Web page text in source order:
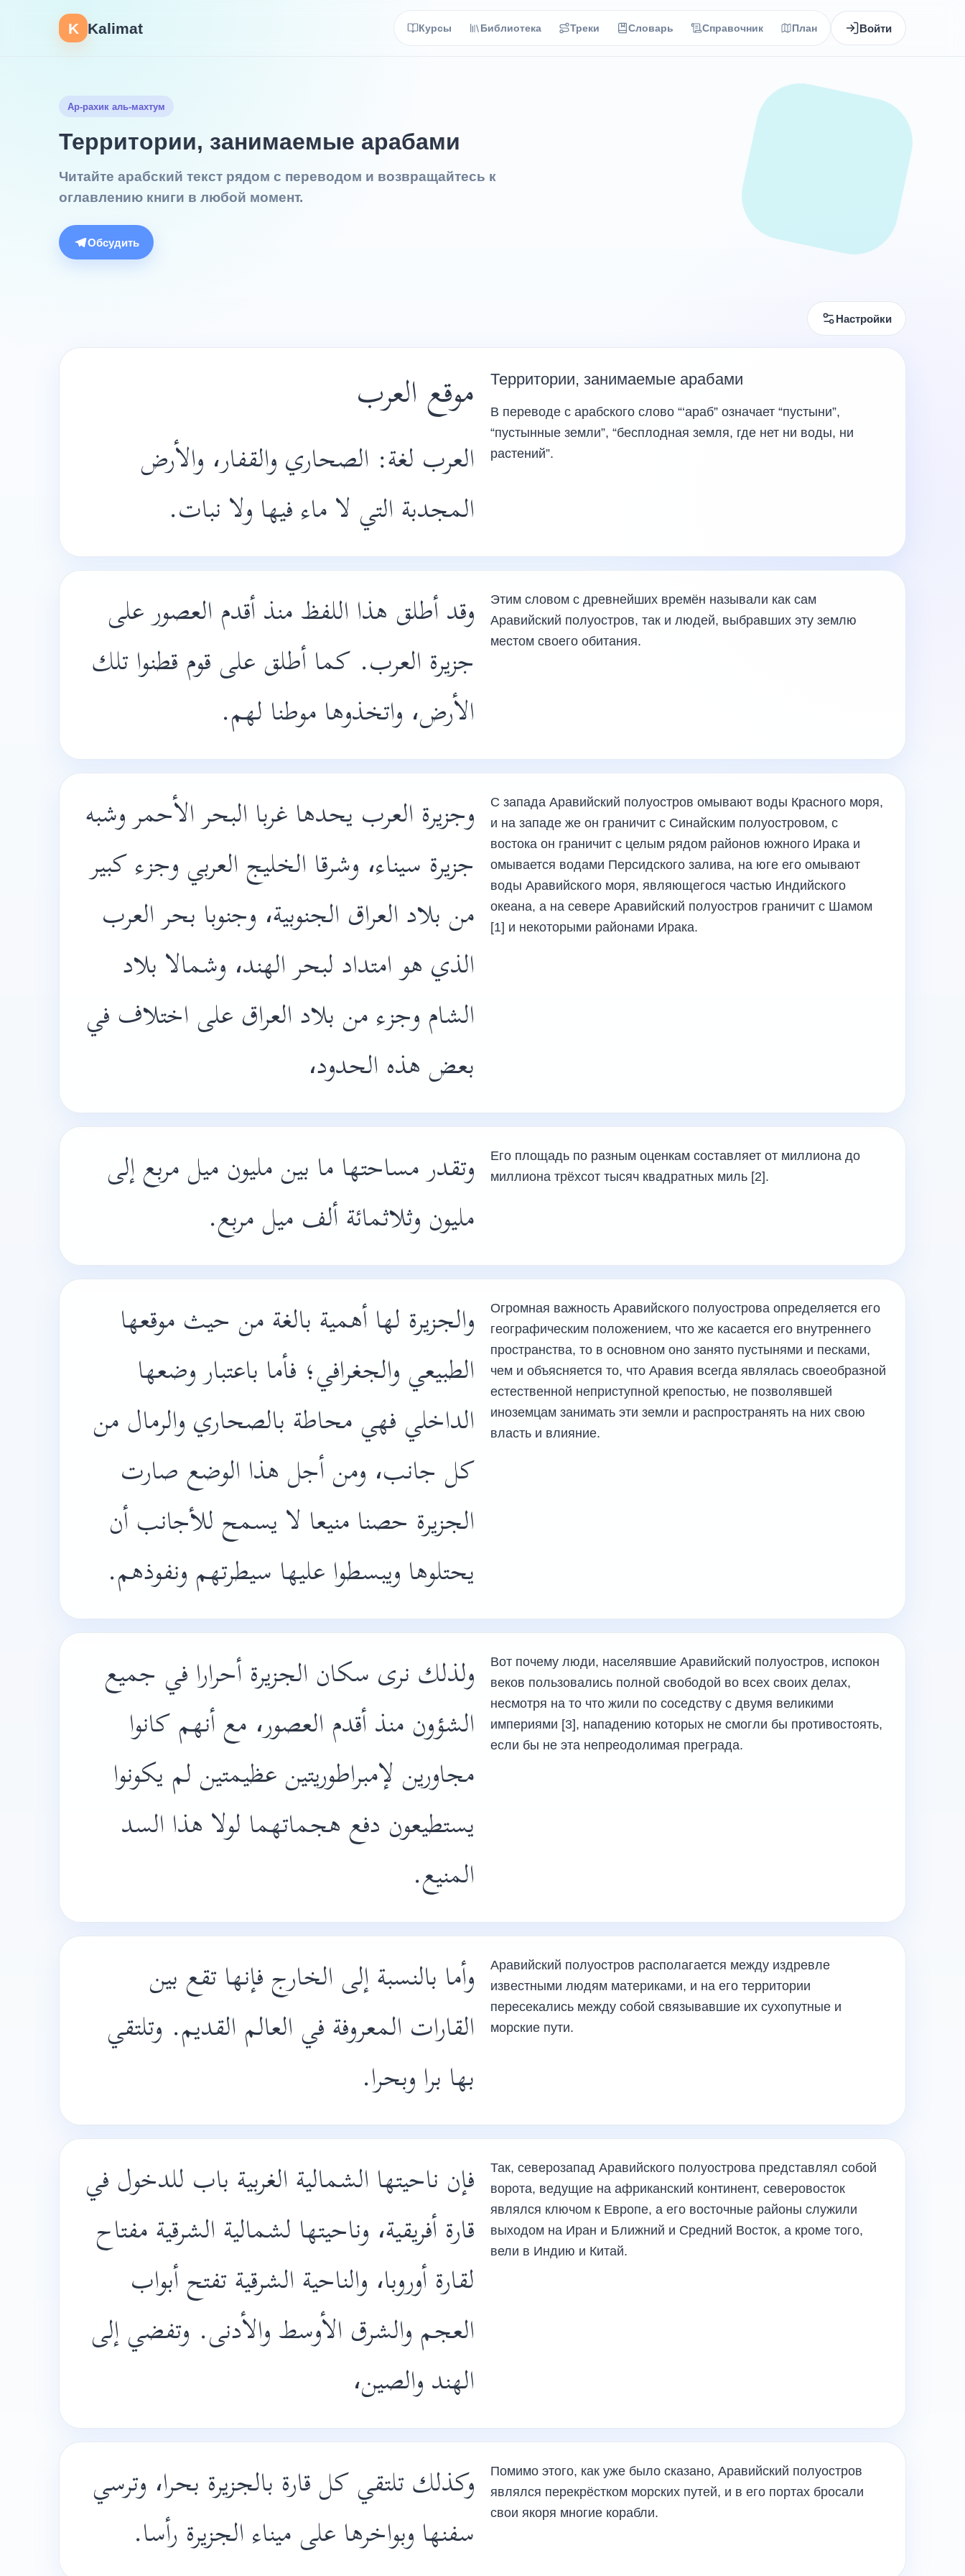
K Kalimat Курсы Библиотека Треки Словарь Справочник План Войти
Ар-рахик аль-махтум
Территории, занимаемые арабами
Читайте арабский текст рядом с переводом и возвращайтесь к
оглавлению книги в любой момент.
Обсудить
Настройки
موقع العرب
العرب لغة: الصحاري والقفار، والأرض
المجدبة التي لا ماء فيها ولا نبات.
Территории, занимаемые арабами
В переводе с арабского слово “‘араб” означает “пустыни”,
“пустынные земли”, “бесплодная земля, где нет ни воды, ни
растений”.
وقد أطلق هذا اللفظ منذ أقدم العصور على
جزيرة العرب. كما أطلق على قوم قطنوا تلك
الأرض، واتخذوها موطنا لهم.
Этим словом с древнейших времён называли как сам
Аравийский полуостров, так и людей, выбравших эту землю
местом своего обитания.
وجزيرة العرب يحدها غربا البحر الأحمر وشبه
جزيرة سيناء، وشرقا الخليج العربي وجزء كبير
من بلاد العراق الجنوبية، وجنوبا بحر العرب
الذي هو امتداد لبحر الهند، وشمالا بلاد
الشام وجزء من بلاد العراق على اختلاف في
بعض هذه الحدود،
С запада Аравийский полуостров омывают воды Красного моря,
и на западе же он граничит с Синайским полуостровом, с
востока он граничит с целым рядом районов южного Ирака и
омывается водами Персидского залива, на юге его омывают
воды Аравийского моря, являющегося частью Индийского
океана, а на севере Аравийский полуостров граничит с Шамом
[1] и некоторыми районами Ирака.
وتقدر مساحتها ما بين مليون ميل مربع إلى
مليون وثلاثمائة ألف ميل مربع.
Его площадь по разным оценкам составляет от миллиона до
миллиона трёхсот тысяч квадратных миль [2].
والجزيرة لها أهمية بالغة من حيث موقعها
الطبيعي والجغرافي؛ فأما باعتبار وضعها
الداخلي فهي محاطة بالصحاري والرمال من
كل جانب، ومن أجل هذا الوضع صارت
الجزيرة حصنا منيعا لا يسمح للأجانب أن
يحتلوها ويبسطوا عليها سيطرتهم ونفوذهم.
Огромная важность Аравийского полуострова определяется его
географическим положением, что же касается его внутреннего
пространства, то в основном оно занято пустынями и песками,
чем и объясняется то, что Аравия всегда являлась своеобразной
естественной неприступной крепостью, не позволявшей
иноземцам занимать эти земли и распространять на них свою
власть и влияние.
ولذلك نرى سكان الجزيرة أحرارا في جميع
الشؤون منذ أقدم العصور، مع أنهم كانوا
مجاورين لإمبراطوريتين عظيمتين لم يكونوا
يستطيعون دفع هجماتهما لولا هذا السد
المنيع.
Вот почему люди, населявшие Аравийский полуостров, испокон
веков пользовались полной свободой во всех своих делах,
несмотря на то что жили по соседству с двумя великими
империями [3], нападению которых не смогли бы противостоять,
если бы не эта непреодолимая преграда.
وأما بالنسبة إلى الخارج فإنها تقع بين
القارات المعروفة في العالم القديم. وتلتقي
بها برا وبحرا.
Аравийский полуостров располагается между издревле
известными людям материками, и на его территории
пересекались между собой связывавшие их сухопутные и
морские пути.
فإن ناحيتها الشمالية الغربية باب للدخول في
قارة أفريقية، وناحيتها لشمالية الشرقية مفتاح
لقارة أوروبا، والناحية الشرقية تفتح أبواب
العجم والشرق الأوسط والأدنى. وتفضي إلى
الهند والصين،
Так, северозапад Аравийского полуострова представлял собой
ворота, ведущие на африканский континент, северовосток
являлся ключом к Европе, а его восточные районы служили
выходом на Иран и Ближний и Средний Восток, а кроме того,
вели в Индию и Китай.
وكذلك تلتقي كل قارة بالجزيرة بحرا، وترسي
سفنها وبواخرها على ميناء الجزيرة رأسا.
Помимо этого, как уже было сказано, Аравийский полуостров
являлся перекрёстком морских путей, и в его портах бросали
свои якоря многие корабли.